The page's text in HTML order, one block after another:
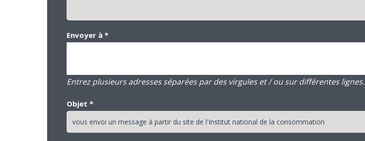
Envoyer à *
Entrez plusieurs adresses séparées par des virgules et / ou sur différentes lignes.
Objet *